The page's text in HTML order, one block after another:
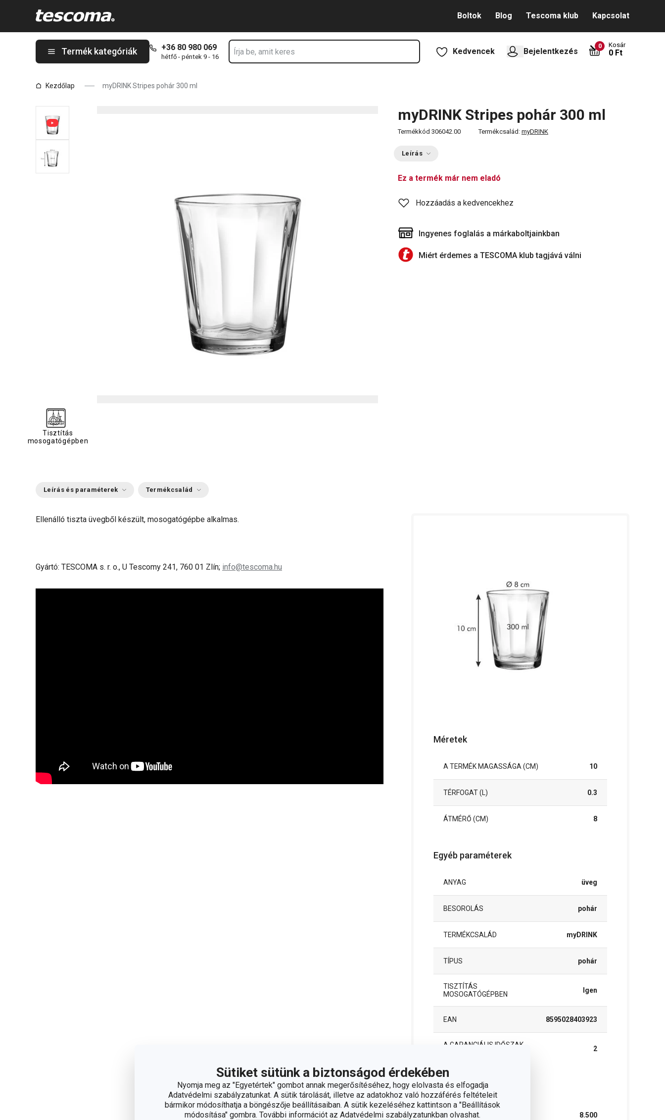
Sütiket sütünk a biztonságod érdekében
Nyomja meg az "Egyetértek" gombot annak megerősítéséhez, hogy elolvasta és elfogadja
Adatvédelmi szabályzatunkat. A sütik tárolását, illetve az adatokhoz való hozzáférés feltételeit
bármikor módosíthatja a böngészője beállításaiban. A sütik kezeléséhez kattintson a "Beállítások
módosítása" gombra. További információt az Adatvédelmi szabályzatunkban olvashat.
Boltok Blog Tescoma klub Kapcsolat
Termék kategóriák +36 80 980 069
hétfő - péntek 9 - 16
Kedvencek Bejelentkezés
0 Kosár
0 Ft
Kezdőlap myDRINK Stripes pohár 300 ml
myDRINK Stripes pohár 300 ml
Termékkód 306042.00 Termékcsalád: myDRINK
Leírás
Ez a termék már nem eladó
Hozzáadás a kedvencekhez
Ingyenes foglalás a márkaboltjainkban
Miért érdemes a TESCOMA klub tagjává válni
Tisztítás
mosogatógépben
Leírás és paraméterek Termékcsalád
Ellenálló tiszta üvegből készült, mosogatógépbe alkalmas.
Gyártó: TESCOMA s. r. o., U Tescomy 241, 760 01 Zlín; info@tescoma.hu
Méretek
A TERMÉK MAGASSÁGA (CM) 10
TÉRFOGAT (L) 0.3
ÁTMÉRŐ (CM) 8
Egyéb paraméterek
ANYAG üveg
BESOROLÁS pohár
TERMÉKCSALÁD myDRINK
TÍPUS pohár
TISZTÍTÁS
MOSOGATÓGÉPBEN
Igen
EAN 8595028403923
A GARANCIÁLIS IDŐSZAK
2
Csomag
SZÉLESSÉG (CM) 8.500